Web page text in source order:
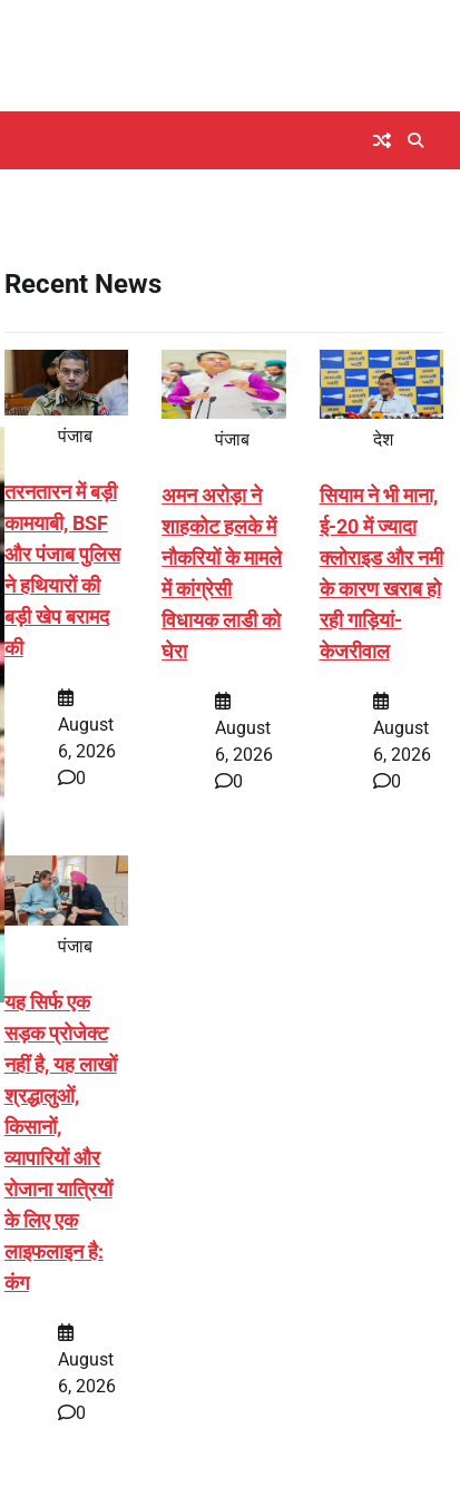
Recent News
पंजाब
तरनतारन में बड़ी
कामयाबी, BSF
और पंजाब पुलिस
ने हथियारों की
बड़ी खेप बरामद
की
August
6, 2026
0
पंजाब
अमन अरोड़ा ने
शाहकोट हलके में
नौकरियों के मामले
में कांग्रेसी
विधायक लाडी को
घेरा
August
6, 2026
0
देश
सियाम ने भी माना,
ई-20 में ज्यादा
क्लोराइड और नमी
के कारण खराब हो
रही गाड़ियां-
केजरीवाल
August
6, 2026
0
पंजाब
यह सिर्फ एक
सड़क प्रोजेक्ट
नहीं है, यह लाखों
श्रद्धालुओं,
किसानों,
व्यापारियों और
रोजाना यात्रियों
के लिए एक
लाइफलाइन है:
कंग
August
6, 2026
0